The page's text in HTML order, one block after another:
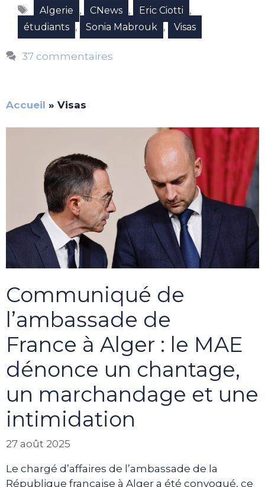
Étiquettes
Algerie , CNews , Eric Ciotti ,
étudiants , Sonia Mabrouk , Visas
37 commentaires
Accueil » Visas
Communiqué de
l’ambassade de
France à Alger : le MAE
dénonce un chantage,
un marchandage et une
intimidation
27 août 2025
Le chargé d’affaires de l’ambassade de la
République française à Alger a été convoqué, ce